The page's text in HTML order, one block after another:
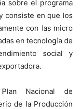
sobre el programa
consiste en que los
con las micro
en tecnología de
social y
Nacional de
de la Producción